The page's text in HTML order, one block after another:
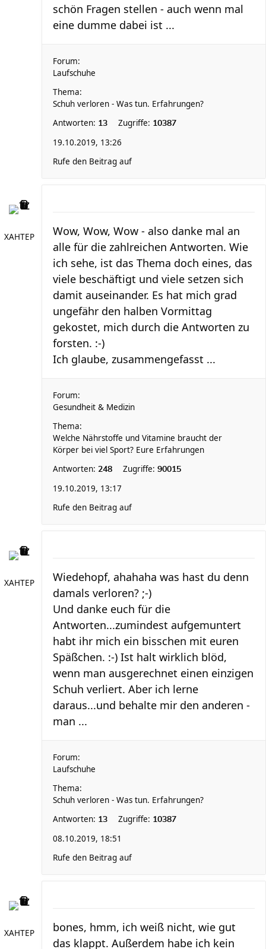
schön Fragen stellen - auch wenn mal
eine dumme dabei ist ...
Forum:
Laufschuhe
Thema:
Schuh verloren - Was tun. Erfahrungen?
Antworten: 13 Zugriffe: 10387
19.10.2019, 13:26
Rufe den Beitrag auf
XAHTEP
Wow, Wow, Wow - also danke mal an
alle für die zahlreichen Antworten. Wie
ich sehe, ist das Thema doch eines, das
viele beschäftigt und viele setzen sich
damit auseinander. Es hat mich grad
ungefähr den halben Vormittag
gekostet, mich durch die Antworten zu
forsten. :-)
Ich glaube, zusammengefasst ...
Forum:
Gesundheit & Medizin
Thema:
Welche Nährstoffe und Vitamine braucht der
Körper bei viel Sport? Eure Erfahrungen
Antworten: 248 Zugriffe: 90015
19.10.2019, 13:17
Rufe den Beitrag auf
XAHTEP
Wiedehopf, ahahaha was hast du denn
damals verloren? ;-)
Und danke euch für die
Antworten...zumindest aufgemuntert
habt ihr mich ein bisschen mit euren
Späßchen. :-) Ist halt wirklich blöd,
wenn man ausgerechnet einen einzigen
Schuh verliert. Aber ich lerne
daraus...und behalte mir den anderen -
man ...
Forum:
Laufschuhe
Thema:
Schuh verloren - Was tun. Erfahrungen?
Antworten: 13 Zugriffe: 10387
08.10.2019, 18:51
Rufe den Beitrag auf
XAHTEP
bones, hmm, ich weiß nicht, wie gut
das klappt. Außerdem habe ich kein